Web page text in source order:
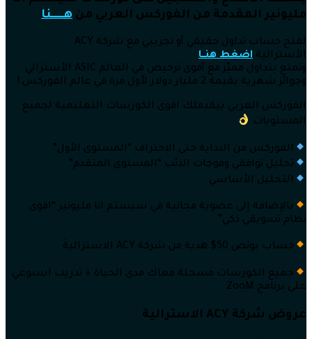
مليونير المقدمة من الفوركس العربي من هــــــنا
لفتح حساب تداول حقيقي أو تجريبي مع شركة ACY
الأسترالية اضغط هنــا
وتمتع بتداول مميّز مع أقوى ترخيص في العالم ASIC الأسترالي
وجوائز شهرية بقيمة 2 مليار دولار لأول مرة في عالم الفوركس !
الفوركس العربي بيقدملك اقوى الكورسات التعليمية لجميع
المستويات
الفوركس من البداية حتى الاحتراف “المستوى الأول”
تحليل توافقي وموجات الذئب “المستوى المتقدم”
التحليل الأساسي
بالإضافة إلى عضوية مجانية في سيستم انا مليونير “اقوى
نظام تسويقي ذكي”
حساب بونص 50$ هدية من شركة ACY الاستراليةَ
جميع الكورسات مسجلة معاك مدى الحياة + تدريب اسبوعي
على برنامج ZooM
عروض شركة ACY الاسترالية